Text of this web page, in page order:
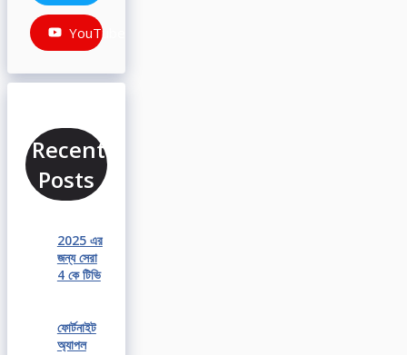
YouTube
Recent
Posts
2025 এর
জন্য সেরা
4 কে টিভি
ফোর্টনাইট
অ্যাপল